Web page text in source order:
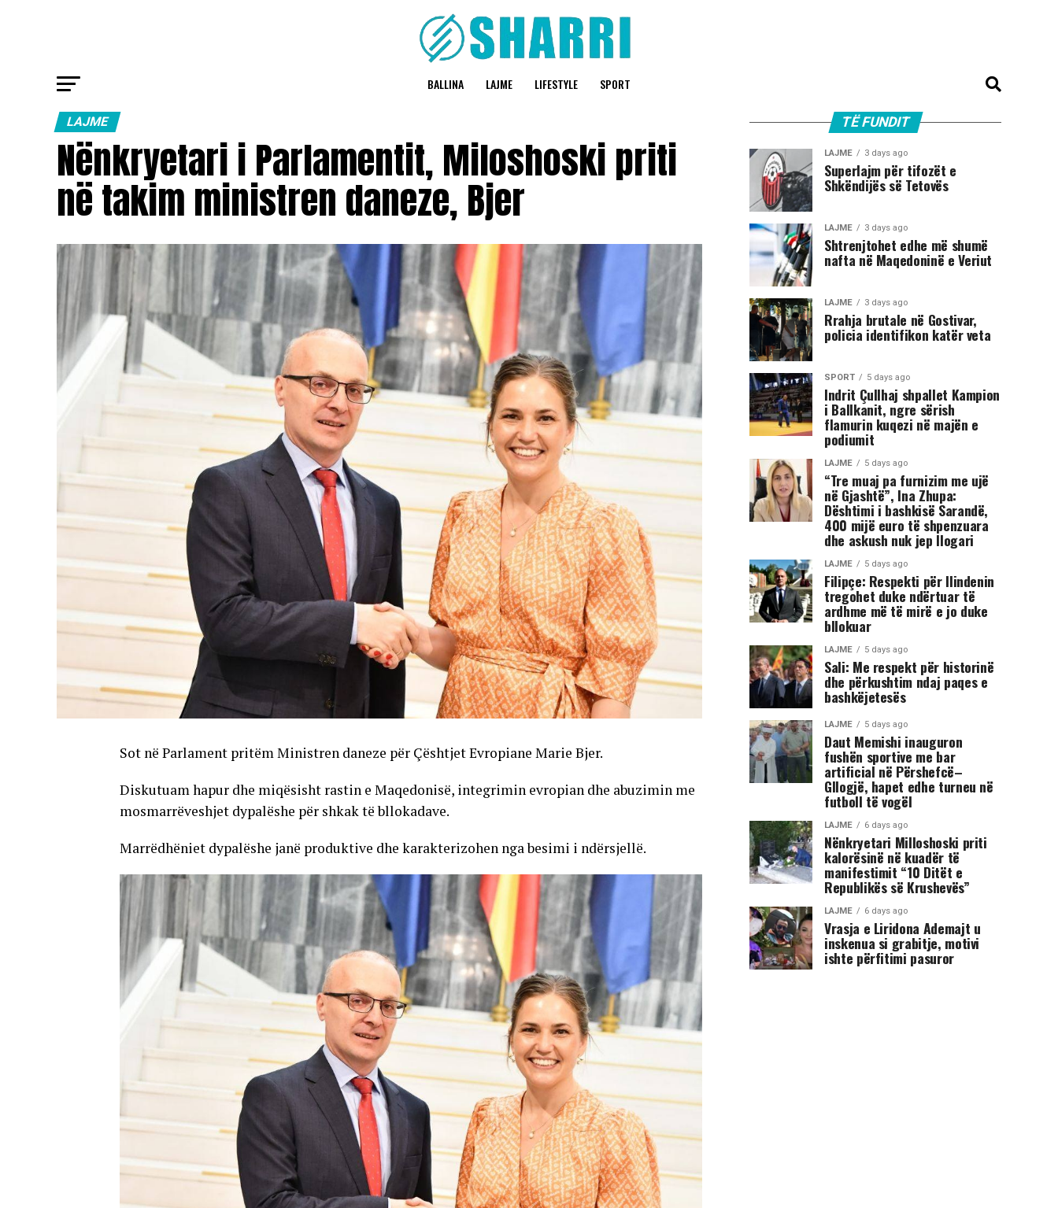
BALLINA LAJME LIFESTYLE SPORT
LAJME
Nënkryetari i Parlamentit, Miloshoski priti
në takim ministren daneze, Bjer
Sot në Parlament pritëm Ministren daneze për Çështjet Evropiane Marie Bjer.
Diskutuam hapur dhe miqësisht rastin e Maqedonisë, integrimin evropian dhe abuzimin me
mosmarrëveshjet dypalëshe për shkak të bllokadave.
Marrëdhëniet dypalëshe janë produktive dhe karakterizohen nga besimi i ndërsjellë.
TË FUNDIT
LAJME 3 days ago
Superlajm për tifozët e
Shkëndijës së Tetovës
LAJME 3 days ago
Shtrenjtohet edhe më shumë
nafta në Maqedoninë e Veriut
LAJME 3 days ago
Rrahja brutale në Gostivar,
policia identifikon katër veta
SPORT 5 days ago
Indrit Çullhaj shpallet Kampion
i Ballkanit, ngre sërish
flamurin kuqezi në majën e
podiumit
LAJME 5 days ago
“Tre muaj pa furnizim me ujë
në Gjashtë”, Ina Zhupa:
Dështimi i bashkisë Sarandë,
400 mijë euro të shpenzuara
dhe askush nuk jep llogari
LAJME 5 days ago
Filipçe: Respekti për Ilindenin
tregohet duke ndërtuar të
ardhme më të mirë e jo duke
bllokuar
LAJME 5 days ago
Sali: Me respekt për historinë
dhe përkushtim ndaj paqes e
bashkëjetesës
LAJME 5 days ago
Daut Memishi inauguron
fushën sportive me bar
artificial në Përshefcë–
Gllogjë, hapet edhe turneu në
futboll të vogël
LAJME 6 days ago
Nënkryetari Milloshoski priti
kalorësinë në kuadër të
manifestimit “10 Ditët e
Republikës së Krushevës”
LAJME 6 days ago
Vrasja e Liridona Ademajt u
inskenua si grabitje, motivi
ishte përfitimi pasuror